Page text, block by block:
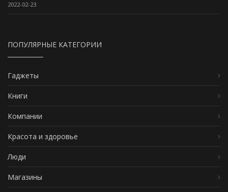
2022-02-23
ПОПУЛЯРНЫЕ КАТЕГОРИИ
Гаджеты
Книги
Компании
Красота и здоровье
Люди
Магазины